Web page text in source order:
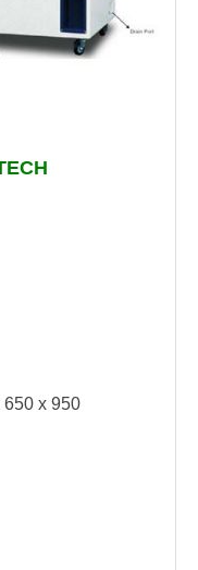
650 x 950